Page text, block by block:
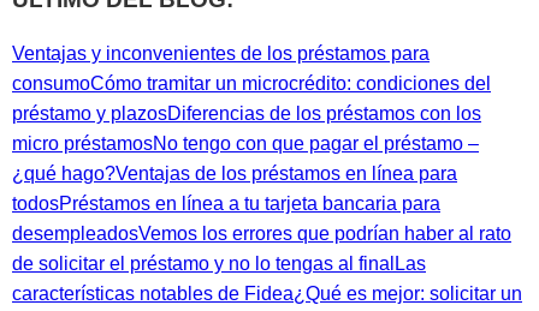
Ventajas y inconvenientes de los préstamos para
consumoCómo tramitar un microcrédito: condiciones del
préstamo y plazosDiferencias de los préstamos con los
micro préstamosNo tengo con que pagar el préstamo –
¿qué hago?Ventajas de los préstamos en línea para
todosPréstamos en línea a tu tarjeta bancaria para
desempleadosVemos los errores que podrían haber al rato
de solicitar el préstamo y no lo tengas al final Las
características notables de Fidea¿Qué es mejor: solicitar un